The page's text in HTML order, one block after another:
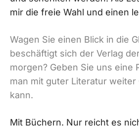
mir die freie Wahl und einen
Wagen Sie einen Blick in die
beschäftigt sich der Verlag
morgen? Geben Sie uns eine
man mit guter Literatur weiter
kann.
Mit Büchern. Nur reicht es